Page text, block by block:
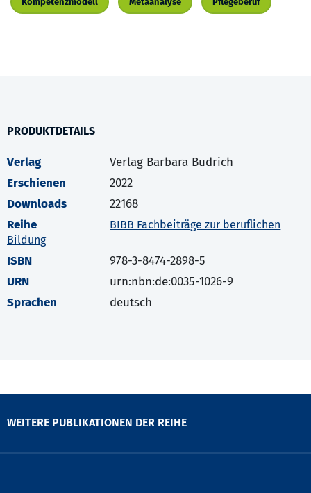
PRODUKTDETAILS
Verlag
Verlag Barbara Budrich
Erschienen
2022
Downloads
22168
Reihe
BIBB Fachbeiträge zur beruflichen
Bildung
ISBN
978-3-8474-2898-5
URN
urn:nbn:de:0035-1026-9
Sprachen
deutsch
WEITERE PUBLIKATIONEN DER REIHE